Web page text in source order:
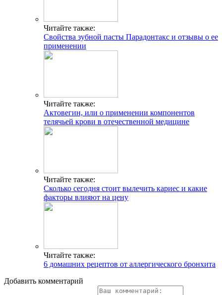
Читайте также:
Свойства зубной пасты Парадонтакс и отзывы о ее
применении
Читайте также:
Актовегин, или о применении компонентов
телячьей крови в отечественной медицине
Читайте также:
Сколько сегодня стоит вылечить кариес и какие
факторы влияют на цену
Читайте также:
6 домашних рецептов от аллергического бронхита
Добавить комментарий